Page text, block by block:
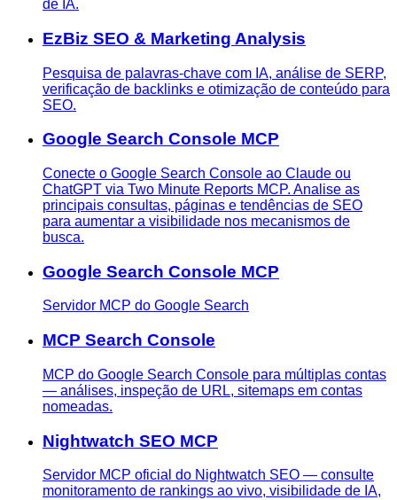
de IA.
EzBiz SEO & Marketing Analysis
Pesquisa de palavras-chave com IA, análise de SERP,
verificação de backlinks e otimização de conteúdo para
SEO.
Google Search Console MCP
Conecte o Google Search Console ao Claude ou
ChatGPT via Two Minute Reports MCP. Analise as
principais consultas, páginas e tendências de SEO
para aumentar a visibilidade nos mecanismos de
busca.
Google Search Console MCP
Servidor MCP do Google Search
MCP Search Console
MCP do Google Search Console para múltiplas contas
— análises, inspeção de URL, sitemaps em contas
nomeadas.
Nightwatch SEO MCP
Servidor MCP oficial do Nightwatch SEO — consulte
monitoramento de rankings ao vivo, visibilidade de IA,